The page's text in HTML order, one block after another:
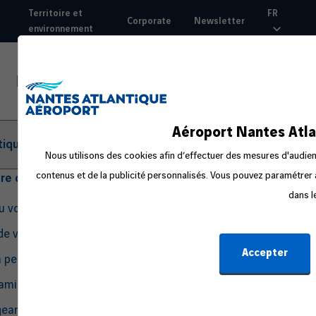
Aéroport Nantes
Nous utilisons des cookies afin d’effectuer des mesures
contenus et de la publicité personnalisés. Vous pouvez
dans
Accepter
Top
Territoire et
environnement
Corporate Newsletter
FR
départ
voyage
voyage
en avion
ou avec un bébé
seul